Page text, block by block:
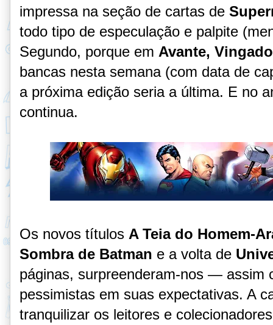
impressa na seção de cartas de
todo tipo de especulação e palpite
Segundo, porque em Avante,
bancas nesta semana (com data de
a próxima edição seria a última. E no
continua.
Os novos títulos A Teia do Homem-
Sombra de Batman e a volta de
páginas, surpreenderam-nos — assim
pessimistas em suas expectativas. A
tranquilizar os leitores e